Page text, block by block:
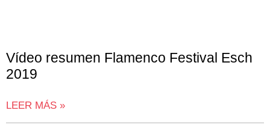
Vídeo resumen Flamenco Festival Esch
2019
LEER MÁS »